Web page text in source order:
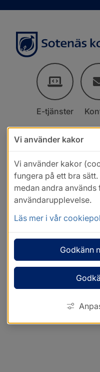
E-tjänster
Vi använder kakor
Vi använder kakor
fungera på ett bra
medan andra
användarupplevelse.
Läs mer i vår
Godkänn